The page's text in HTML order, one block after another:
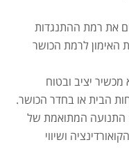
את רמת ההתנגדות
האימון לרמת הכושר
יציב ובטוח
הבית או בחדר הכושר.
התנועה המתואמת של
ושיווי